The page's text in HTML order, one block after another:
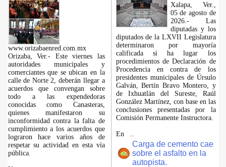
www.orizabaenred.com.mx
Orizaba, Ver.- Este viernes las
autoridades municipales y
comerciantes que se ubican en la
calle de Norte 2, deberán llegar a
acuerdos que convengan sobre
todo a las expendedoras
conocidas como Canasteras,
quienes manifestaron su
inconformidad contra la falta de
cumplimiento a los acuerdos que
lograron hace varios años de
respetar su actividad en esta vía
pública.
Xalapa, Ver.,
05 de agosto de
2026.- Las
diputadas y los
diputados de la LXVII Legislatura
determinaron por mayoría
calificada si ha lugar los
procedimientos de Declaración de
Procedencia en contra de los
presidentes municipales de Úrsulo
Galván, Bertín Bravo Montero, y
de Ixhuatlán del Sureste, Raúl
González Martínez, con base en las
conclusiones presentadas por la
Comisión Permanente Instructora.
En
Carga de cemento cae
sobre el asfalto en la
autopista.